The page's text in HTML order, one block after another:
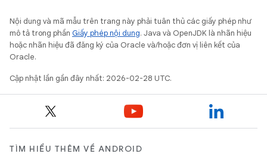
Nội dung và mã mẫu trên trang này phải tuân thủ các giấy phép như
mô tả trong phần Giấy phép nội dung. Java và OpenJDK là nhãn hiệu
hoặc nhãn hiệu đã đăng ký của Oracle và/hoặc đơn vị liên kết của
Oracle.
Cập nhật lần gần đây nhất: 2026-02-28 UTC.
TÌM HIỂU THÊM VỀ ANDROID